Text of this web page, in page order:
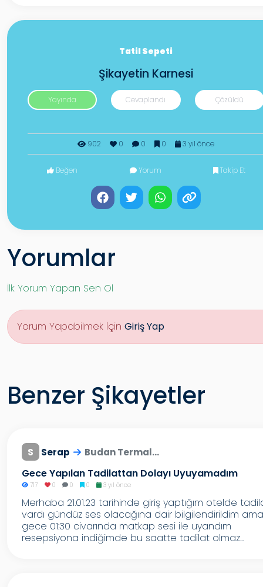
Tatil Sepeti
Şikayetin Karnesi
Yayında Cevaplandı Çözüldü
902 0 0 0 3 yıl önce
Beğen Yorum Takip Et
Yorumlar
İlk Yorum Yapan Sen Ol
Yorum Yapabilmek İçin Giriş Yap
Benzer Şikayetler
S Serap Budan Termal...
Gece Yapılan Tadilattan Dolayı Uyuyamadım
717 0 0 0 3 yıl önce
Merhaba 21.01.23 tarihinde giriş yaptığım otelde
vardı gündüz ses olacağına dair bilgilendirildim ama
gece 01:30 civarında matkap sesi ile uyandım
resepsiyona indiğimde bu saatte tadilat olmaz...